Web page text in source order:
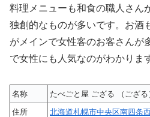
料理メニューも和食の職人さん
独創的なものが多いです。お酒
がメインで女性客のお客さんが
で女性にも人気なのがわかりま
名称
たべごと屋 ござる （ござる
住所
北海道札幌市中央区南四条